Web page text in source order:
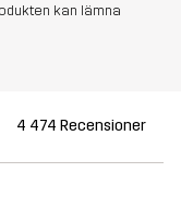
kan lämna
4 474 Recensioner